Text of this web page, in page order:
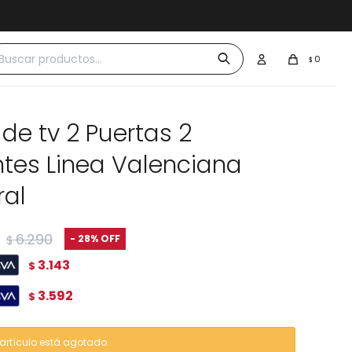
$ 0
tv 2 Puertas 2
Linea Valenciana
$ 6.290 28
$ 3.143
$ 3.592
artículo está agotado.